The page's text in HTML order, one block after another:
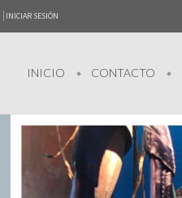
INICIAR SESIÓN
INICIO CONTACTO